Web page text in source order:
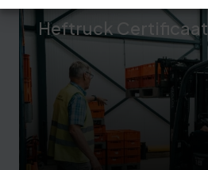
Heftruck Certificaat